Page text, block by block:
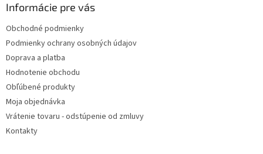
Informácie pre vás
Obchodné podmienky
Podmienky ochrany osobných údajov
Doprava a platba
Hodnotenie obchodu
Obľúbené produkty
Moja objednávka
Vrátenie tovaru - odstúpenie od zmluvy
Kontakty